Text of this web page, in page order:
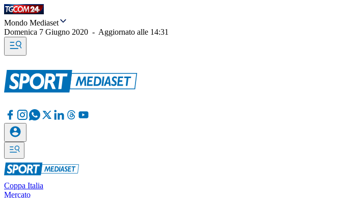
Mondo Mediaset
Domenica 7 Giugno 2020 - Aggiornato alle 14:31
Coppa Italia
Mercato